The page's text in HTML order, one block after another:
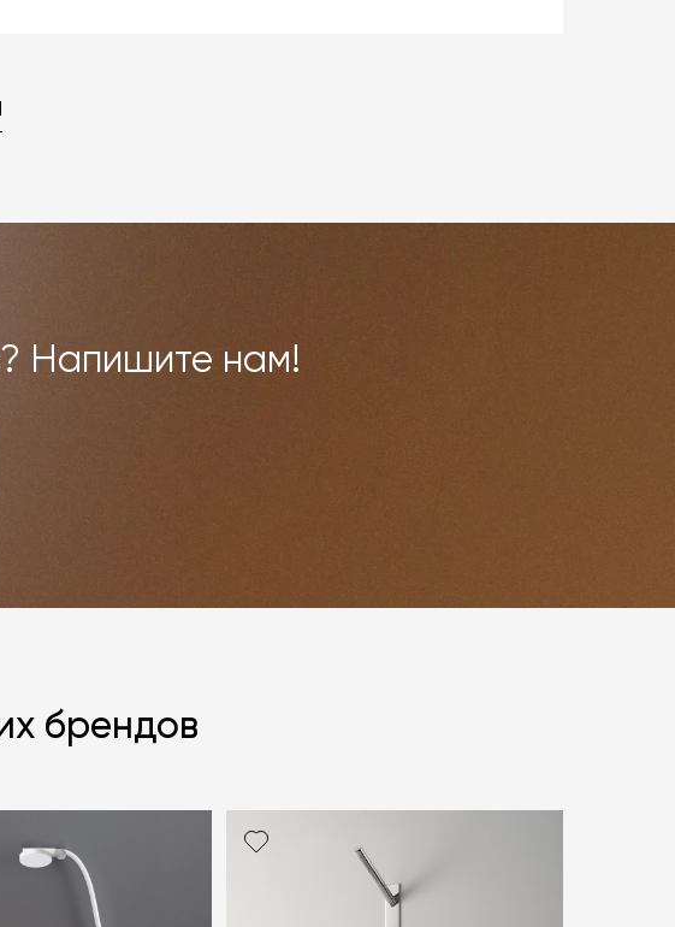
в нужной
и
Напишите нам!
Я согласен с политикой персональных данных
брендов